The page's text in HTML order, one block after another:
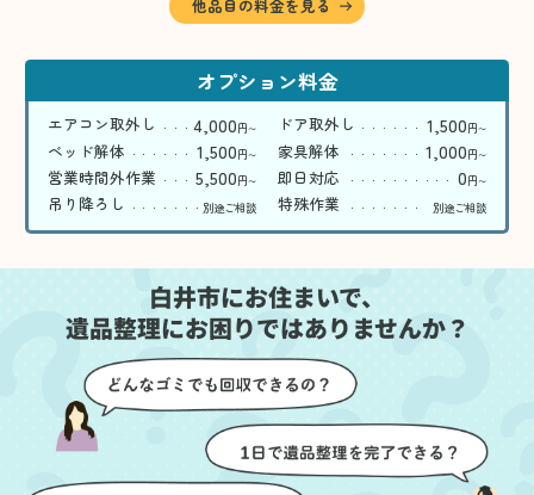
他品目の料金を見る
オプション料金
エアコン取外し 4,000円〜 ドア取外し 1,500円〜
ベッド解体 1,500円〜 家具解体 1,000円〜
営業時間外作業 5,500円〜 即日対応 0円〜
吊り降ろし 別途ご相談 特殊作業 別途ご相談
白井市にお住まいで、
遺品整理にお困りではありませんか？